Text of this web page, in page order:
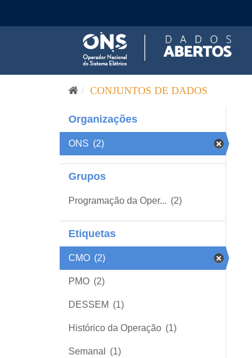
CONJUNTOS DE DADOS
Organizações
ONS (2)
Grupos
Programação da Oper... (2)
Etiquetas
CMO (2)
PMO (2)
DESSEM (1)
Histórico da Operação (1)
Semanal (1)